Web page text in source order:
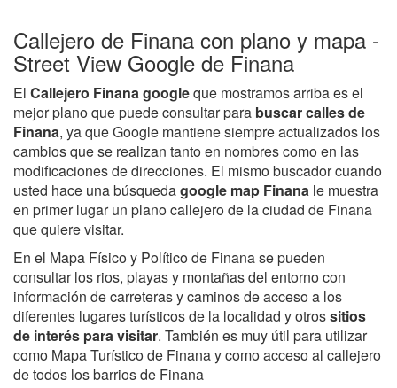
Callejero de Finana con plano y mapa -
Street View Google de Finana
El Callejero Finana googleque mostramos arriba es el
mejor plano que puede consultar para buscar calles de
Finana, ya que Google mantiene siempre actualizados los
cambios que se realizan tanto en nombres como en las
modificaciones de direcciones. El mismo buscador cuando
usted hace una búsquedagoogle map Finana le muestra
en primer lugar un plano callejero de la ciudad de Finana
que quiere visitar.
En el Mapa Físico y Político de Finana se pueden
consultar los rios, playas y montañas del entorno con
información de carreteras y caminos de acceso a los
diferentes lugares turísticos de la localidad y otrossitios
de interés para visitar. También es muy útil para utilizar
como Mapa Turístico de Finana y como acceso al callejero
de todos los barrios de Finana